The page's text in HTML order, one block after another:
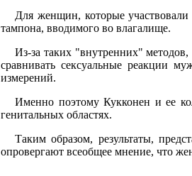
Для женщин, которые участвовали
тампона, вводимого во влагалище.
Из-за таких "внутренних"
сравнивать сексуальные реакции
измерений.
Именно поэтому Кукконен и ее
генитальных областях.
Таким образом, результаты,
опровергают всеобщее мнение, что